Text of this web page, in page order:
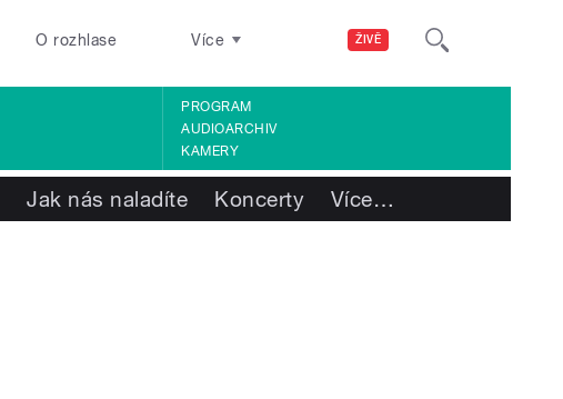
ŽIVĚ
O rozhlase Více
PROGRAM
AUDIOARCHIV
KAMERY
Jak nás naladíte Koncerty Více…